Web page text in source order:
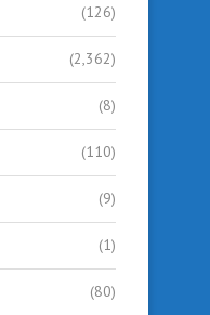
(126)
(2,362)
(8)
(110)
(9)
(1)
(80)